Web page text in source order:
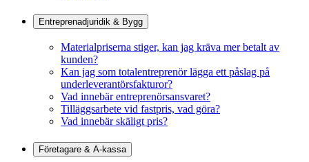
Entreprenadjuridik & Bygg
Materialpriserna stiger, kan jag kräva mer betalt av
kunden?
Kan jag som totalentreprenör lägga ett påslag på
underleverantörsfakturor?
Vad innebär entreprenörsansvaret?
Tilläggsarbete vid fastpris, vad göra?
Vad innebär skäligt pris?
Företagare & A-kassa